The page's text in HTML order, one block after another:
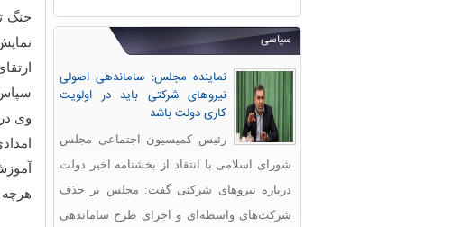
سیاسی
نماینده مجلس: ساماندهی اصولی
نیروهای شرکتی باید در اولویت
کاری دولت باشد
رئیس کمیسیون اجتماعی مجلس
شورای اسلامی با انتقاد از بخشنامه اخیر دولت
درباره نیروهای شرکتی گفت: مجلس بر حذف
شرکت‌های واسطه‌ای و اجرای طرح ساماندهی
جنگ
وی
هرچه